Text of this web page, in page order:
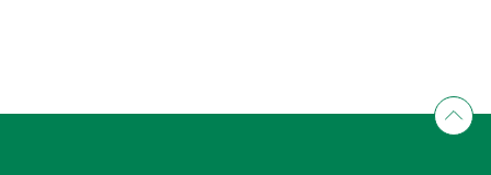
入会のご相談・申込